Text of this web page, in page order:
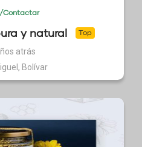
Contactar
y natural Top
atrás
Bolívar